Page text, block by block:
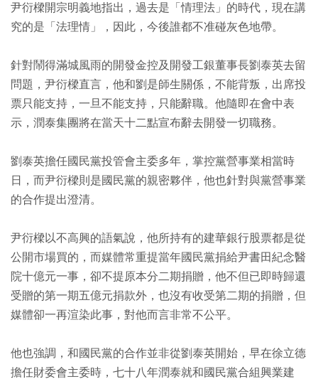
尹衍樑開宗明義地指出，過去是「情理法」的時代，現在講
究的是「法理情」，因此，今後誰都不准碰灰色地帶。
針對鬧得滿城風雨的開發金控及開發工銀董事長劉泰英去留
問題，尹衍樑直言，他和劉是師生關係，不能背叛，出席投
票只能支持，一旦不能支持，只能辭職。他隨即在會中表
示，潤泰集團將在當天十二點宣布辭去開發一切職務。
劉泰英擔任國民黨投管會主委多年，掌控黨營事業相當時
日，而尹衍樑則是國民黨的親密夥伴，他也針對與黨營事業
的合作提出澄清。
尹衍樑以不高興的語氣說，他所持有的建華銀行股票都是從
公開市場買的，而媒體常重提當年國民黨捐給尹書田紀念醫
院十億元一事，卻不提原本分二期捐贈，他不但已即時歸還
受贈的第一期五億元捐款外，也沒有收受第二期的捐贈，但
媒體卻一再渲染此事，對他而言非常不公平。
他也強調，和國民黨的合作並非從劉泰英開始，早在徐立德
擔任財委會主委時，七十八年潤泰就和國民黨合組興業建